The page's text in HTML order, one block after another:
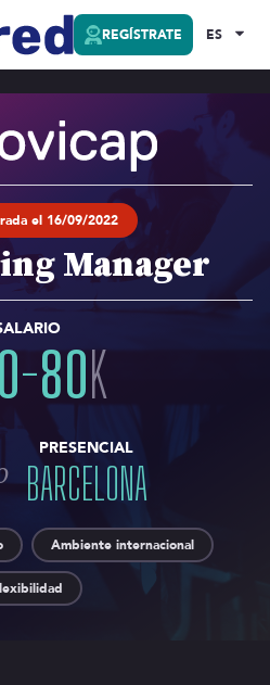
REGÍSTRATE ES
el 16/09/2022
Manager
-80K
PRESENCIAL
BARCELONA
Ambiente internacional